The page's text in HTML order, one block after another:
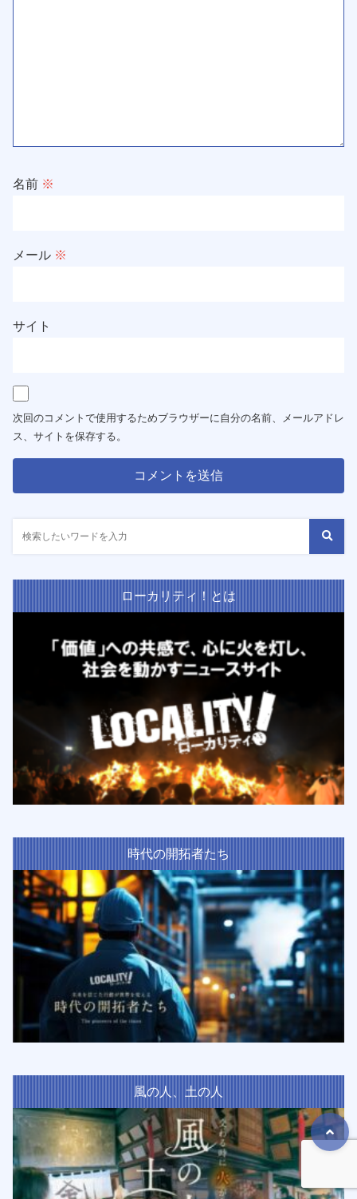
名前 ※
メール ※
サイト
次回のコメントで使用するためブラウザーに自分の名前、メールアドレ
ス、サイトを保存する。
ローカリティ！とは
時代の開拓者たち
風の人、土の人